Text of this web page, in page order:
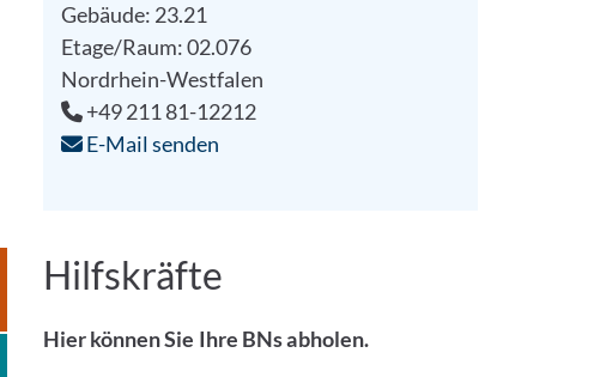
Gebäude: 23.21
Etage/Raum: 02.076
Nordrhein-Westfalen
+49 211 81-12212
E-Mail senden
Hilfskräfte
Hier können Sie Ihre BNs abholen.